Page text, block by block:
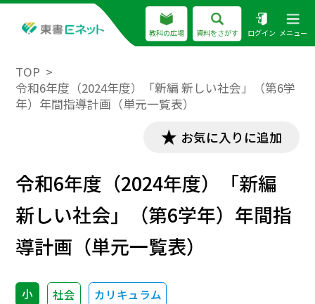
教科の広場 資料をさがす ログイン メニュー
TOP
令和6年度（2024年度）「新編 新しい社会」（第6学
年）年間指導計画（単元一覧表）
お気に入りに追加
令和6年度（2024年度）「新編
新しい社会」（第6学年）年間指
導計画（単元一覧表）
小 社会 カリキュラム